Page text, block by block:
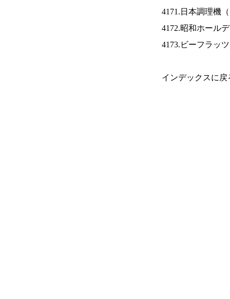
4171.日本調理機（
4172.昭和ホール
4173.ビーフラッ
インデックスに戻